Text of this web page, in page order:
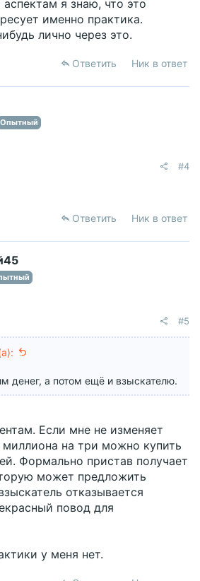
я знаю, что это
именно практика.
лично через это.
Ответить Ник в ответ
Опытный
#4
Ответить Ник в ответ
#5
денег, а потом ещё и взыскателю.
Если мне не изменяет
миллиона на три можно купить
Формально пристав получает
может предложить
отказывается
повод для
у меня нет.